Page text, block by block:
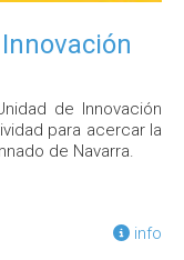
de Innovación
para acercar la
de Navarra.
info